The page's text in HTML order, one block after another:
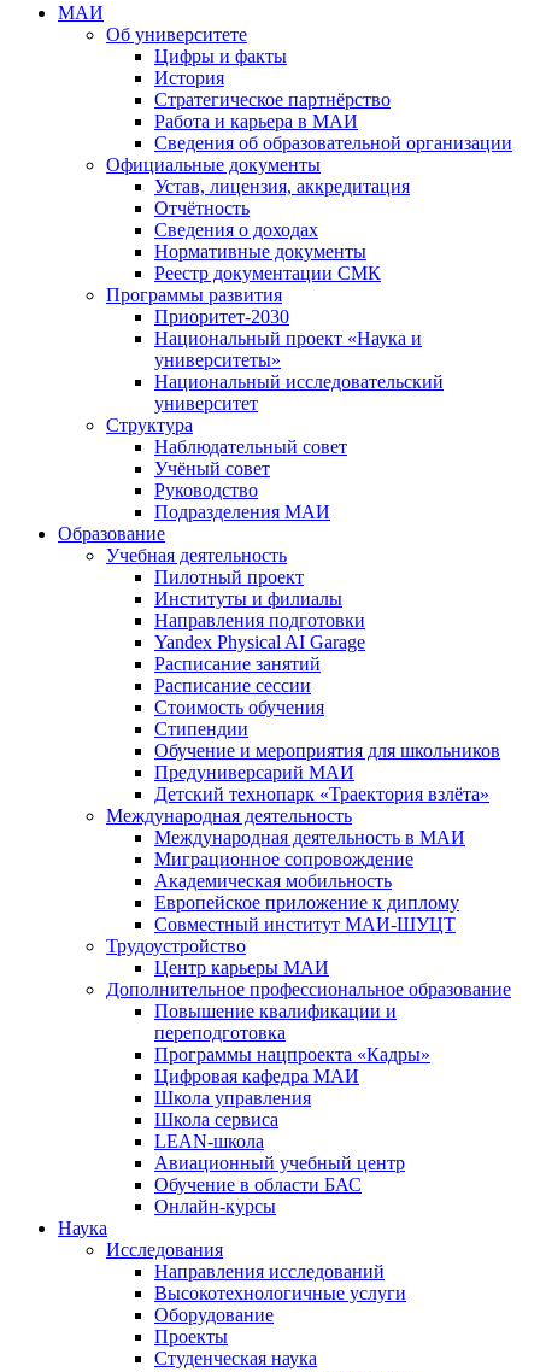
МАИ
Об университете
Цифры и факты
История
Стратегическое партнёрство
Работа и карьера в МАИ
Сведения об образовательной организации
Официальные документы
Устав, лицензия, аккредитация
Отчётность
Сведения о доходах
Нормативные документы
Реестр документации СМК
Программы развития
Приоритет-2030
Национальный проект «Наука и
университеты»
Национальный исследовательский
университет
Структура
Наблюдательный совет
Учёный совет
Руководство
Подразделения МАИ
Образование
Учебная деятельность
Пилотный проект
Институты и филиалы
Направления подготовки
Yandex Physical AI Garage
Расписание занятий
Расписание сессии
Стоимость обучения
Стипендии
Обучение и мероприятия для школьников
Предуниверсарий МАИ
Детский технопарк «Траектория взлёта»
Международная деятельность
Международная деятельность в МАИ
Миграционное сопровождение
Академическая мобильность
Европейское приложение к диплому
Совместный институт МАИ-ШУЦТ
Трудоустройство
Центр карьеры МАИ
Дополнительное профессиональное образование
Повышение квалификации и
переподготовка
Программы нацпроекта «Кадры»
Цифровая кафедра МАИ
Школа управления
Школа сервиса
LEAN-школа
Авиационный учебный центр
Обучение в области БАС
Онлайн-курсы
Наука
Исследования
Направления исследований
Высокотехнологичные услуги
Оборудование
Проекты
Студенческая наука